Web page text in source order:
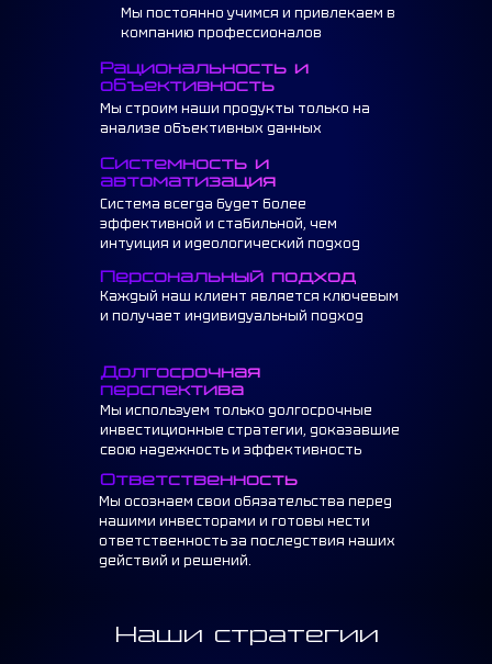
Мы осознаем свои обязательства перед
нашими инвесторами и готовы нести
ответственность за последствия наших
действий и решений.
Мы используем только долгосрочные
инвестиционные стратегии, доказавшие
свою надежность и эффективность
Каждый наш клиент является ключевым
и получает индивидуальный подход
Система всегда будет более
эффективной и стабильной, чем
интуиция и идеологический подход
Мы строим наши продукты только на
анализе объективных данных
Мы постоянно учимся и привлекаем в
компанию профессионалов
Ответственность
Долгосрочная
перспектива
Персональный подход
Системность и
автоматизация
Рациональность и
объективность
Наши стратегии